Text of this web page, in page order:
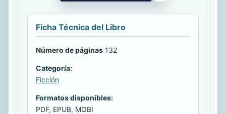
Ficha Técnica del Libro
Número de páginas 132
Categoría:
Ficción
Formatos disponibles:
PDF, EPUB, MOBI